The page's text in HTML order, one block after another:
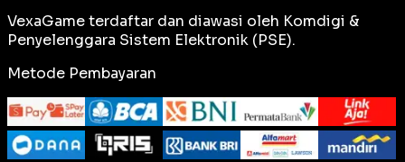
VexaGame terdaftar dan diawasi oleh Komdigi &
Penyelenggara Sistem Elektronik (PSE).
Metode Pembayaran